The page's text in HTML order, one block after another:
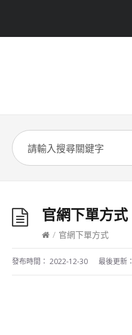
官網下單方式
/ 官網下單方式
發布時間： 2022-12-30 最後更新：